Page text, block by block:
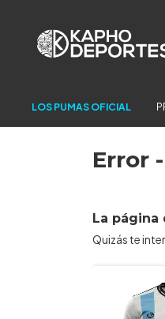
LOS PUMAS OFICIAL
Error
La página
Quizás te